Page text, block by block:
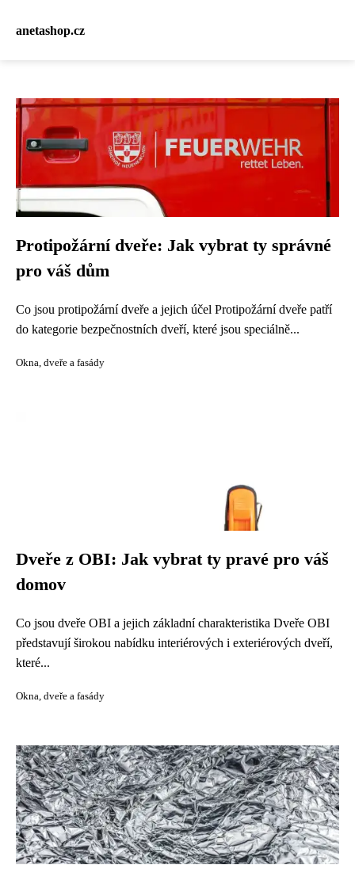
anetashop.cz
Protipožární dveře: Jak vybrat ty správné
pro váš dům
Co jsou protipožární dveře a jejich účel Protipožární dveře patří
do kategorie bezpečnostních dveří, které jsou speciálně...
Okna, dveře a fasády
Dveře z OBI: Jak vybrat ty pravé pro váš
domov
Co jsou dveře OBI a jejich základní charakteristika Dveře OBI
představují širokou nabídku interiérových i exteriérových dveří,
které...
Okna, dveře a fasády